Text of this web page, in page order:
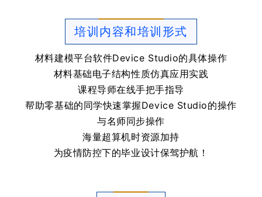
培训内容和培训形式
材料建模平台软件Device Studio的具体操作
材料基础电子结构性质仿真应用实践
课程导师在线手把手指导
帮助零基础的同学快速掌握Device Studio的操作
与名师同步操作
海量超算机时资源加持
为疫情防控下的毕业设计保驾护航！